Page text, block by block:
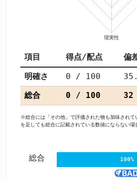
項目 得点/配点 偏
明確さ 0 / 100
総合
0 / 100 32
※総合には「その他」で評価された物も加味されて
を足しても総合に記載されている数値にならない場
総合 100%